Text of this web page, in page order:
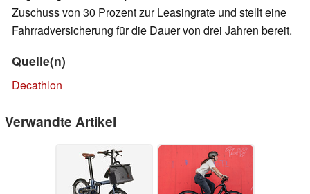
Zuschuss von 30 Prozent zur Leasingrate und stellt eine
Fahrradversicherung für die Dauer von drei Jahren bereit.
Quelle(n)
Decathlon
Verwandte Artikel